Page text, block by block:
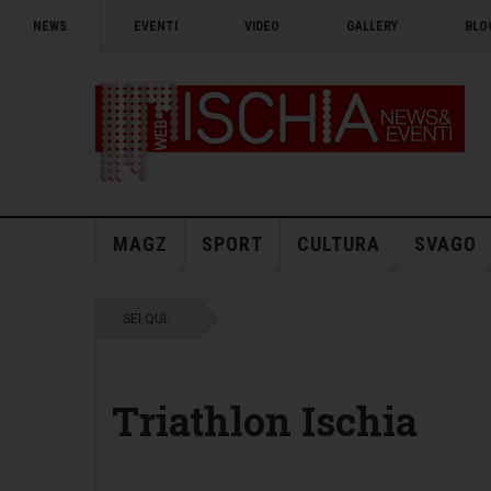
NEWS EVENTI VIDEO GALLERY
MAGZ SPORT CULTURA SVAGO
SEI QUI:
Triathlon Ischia